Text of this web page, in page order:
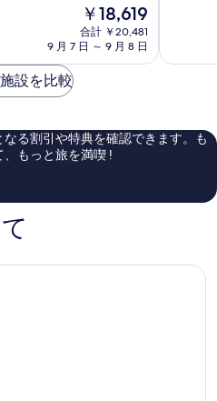
現
在
の
￥18,619
合計 ￥20,481
9 月 7 日 ～ 9 月 8 日
ゾ
縄
糸
常
口
コ
設を比較
る割引や特典を確認できます。も
もっと旅を満喫 !